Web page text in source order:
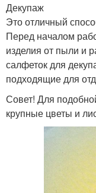
Декупаж
Это отличный
Перед началом
изделия от пыли и
салфеток для
подходящие для
Совет! Для
крупные цветы и